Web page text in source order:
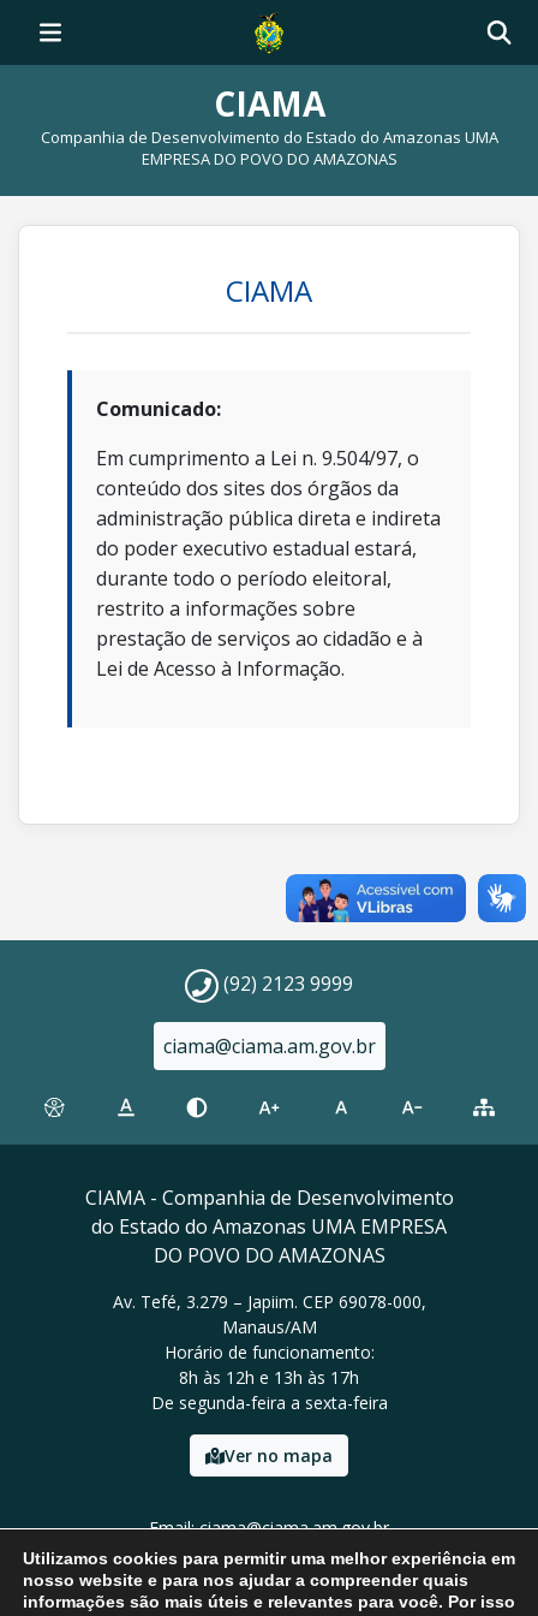
CIAMA
Companhia de Desenvolvimento do Estado do Amazonas UMA
EMPRESA DO POVO DO AMAZONAS
CIAMA
Comunicado:
Em cumprimento a Lei n. 9.504/97, o
conteúdo dos sites dos órgãos da
administração pública direta e indireta
do poder executivo estadual estará,
durante todo o período eleitoral,
restrito a informações sobre
prestação de serviços ao cidadão e à
Lei de Acesso à Informação.
(92) 2123 9999
ciama@ciama.am.gov.br
CIAMA - Companhia de Desenvolvimento
do Estado do Amazonas UMA EMPRESA
DO POVO DO AMAZONAS
Av. Tefé, 3.279 – Japiim. CEP 69078-000,
Manaus/AM
Horário de funcionamento:
8h às 12h e 13h às 17h
De segunda-feira a sexta-feira
Ver no mapa
Email: ciama@ciama.am.gov.br
Tel: (92) 2123 9999
Utilizamos cookies para permitir uma melhor experiência em
nosso website e para nos ajudar a compreender quais
informações são mais úteis e relevantes para você. Por isso